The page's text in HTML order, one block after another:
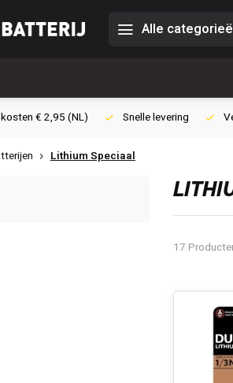
Alle
€ 2,95 (NL) Snelle levering
Lithium Speciaal
17